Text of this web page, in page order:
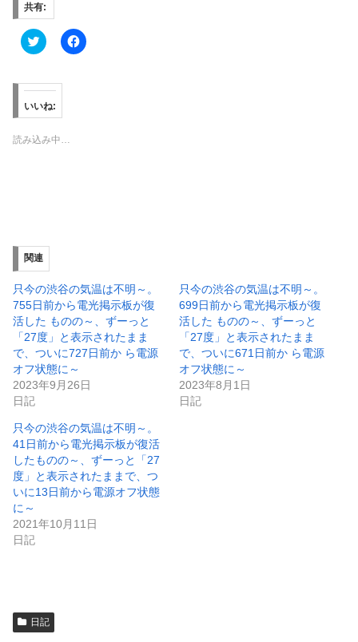
共有:
ク
リ
し
て
T
w
i
t
ウ
ィ
ン
ウ
で
開
き
ま
す
)
F
a
い
(
新
し
い
ウ
ィ
ン
ウ
で
ま
す
)
いいね:
読み込み中…
関連
只今の渋谷の気温は不明～。
755日前から電光掲示板が復
活した ものの～、ずーっと
「27度」と表示されたまま
で、ついに727日前か ら電源
オフ状態に～
2023年9月26日
日記
只今の渋谷の気温は不明～。
699日前から電光掲示板が復
活した ものの～、ずーっと
「27度」と表示されたまま
で、ついに671日前か ら電源
オフ状態に～
2023年8月1日
日記
只今の渋谷の気温は不明～。
41日前から電光掲示板が復活
したものの～、ずーっと「27
度」と表示されたままで、つ
いに13日前から電源オフ状態
に～
2021年10月11日
日記
日記